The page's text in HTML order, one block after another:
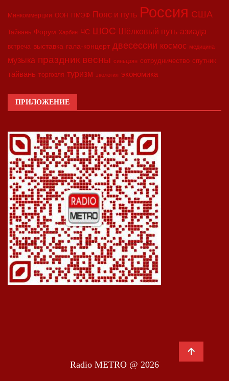
Минкоммерции ООН ПМЭФ Пояс и путь Россия США
Тайвань Форум Харбин ЧС ШОС Шёлковый путь азиада
встреча выставка гала-концерт двесессии космос медицина
музыка праздник весны синьцзян сотрудничество спутник
тайвань торговля туризм экология экономика
ПРИЛОЖЕНИЕ
Radio METRO @ 2026